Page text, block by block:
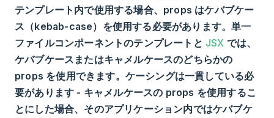
テンプレート内で使用する場合、props はケバブケー
ス（kebab-case）を使用する必要があります。単一
ファイルコンポーネントのテンプレートと JSX では、
ケバブケースまたはキャメルケースのどちらかの
props を使用できます。ケーシングは一貫している必
要があります - キャメルケースの props を使用するこ
とにした場合、そのアプリケーション内ではケバブケ